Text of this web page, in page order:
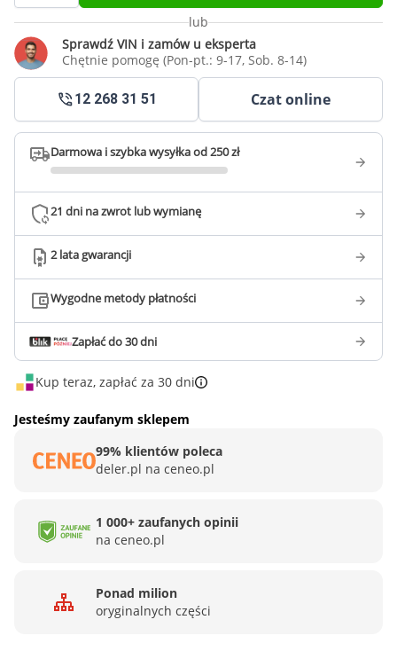
lub
Sprawdź VIN i zamów u eksperta
Chętnie pomogę (Pon-pt.: 9-17, Sob. 8-14)
12 268 31 51 Czat online
Darmowa i szybka wysyłka od 250 zł
21 dni na zwrot lub wymianę
2 lata gwarancji
Wygodne metody płatności
Zapłać do 30 dni
Kup teraz, zapłać za 30 dni
Jesteśmy zaufanym sklepem
99% klientów poleca
deler.pl na ceneo.pl
1 000+ zaufanych opinii
na ceneo.pl
Ponad milion
oryginalnych części